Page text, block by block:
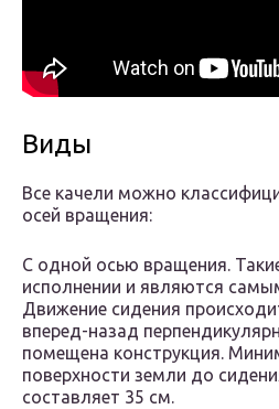
Виды
Все качели можно
осей вращения:
С одной осью вращения.
исполнении и являются
Движение сидения
вперед-назад
помещена конструкция.
поверхности земли до
составляет 35 см.